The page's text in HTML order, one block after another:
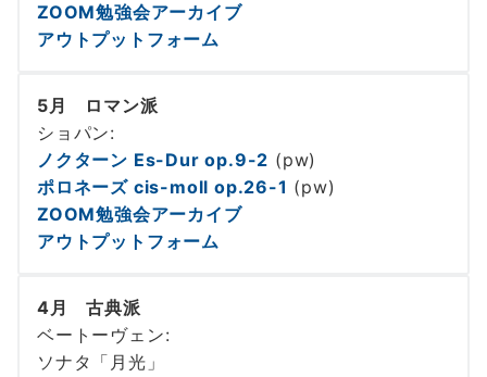
ZOOM勉強会アーカイブ
アウトプットフォーム
5月 ロマン派
ショパン:
ノクターン Es-Dur op.9-2 (pw)
ポロネーズ cis-moll op.26-1 (pw)
ZOOM勉強会アーカイブ
アウトプットフォーム
4月 古典派
ベートーヴェン:
ソナタ「月光」